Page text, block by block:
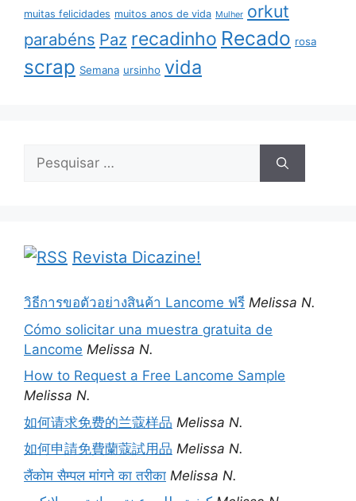
muitas felicidades muitos anos de vida Mulher orkut
parabéns Paz recadinho Recado rosa
scrap Semana ursinho vida
Pesquisar
Revista Dicazine!
วิธีการขอตัวอย่างสินค้า Lancome ฟรี Melissa N.
Cómo solicitar una muestra gratuita de
Lancome Melissa N.
How to Request a Free Lancome Sample
Melissa N.
如何请求免费的兰蔻样品 Melissa N.
如何申請免費蘭蔻試用品 Melissa N.
लैंकोम सैम्पल मांगने का तरीका Melissa N.